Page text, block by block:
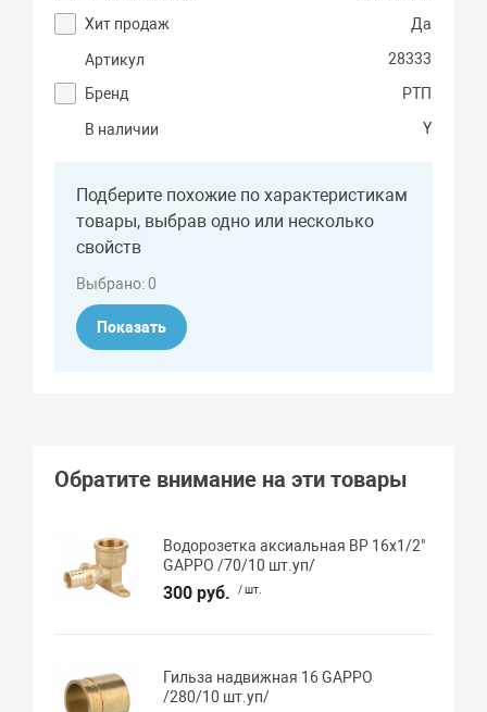
Хит продаж
Да
Артикул
28333
Бренд
РТП
В наличии Y
Подберите похожие по характеристикам
товары, выбрав одно или несколько
свойств
Выбрано:0
Показать
Обратите внимание на эти товары
Водорозетка аксиальная ВР 16х1/2"
GAPPO /70/10 шт.уп/
300 руб. / шт.
Гильза надвижная 16 GAPPO
/280/10 шт.уп/